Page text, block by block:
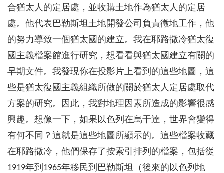
合猶太人的定居處，並收購土地作為猶太人的定居
處。他代表巴勒斯坦土地開發公司負責徵地工作，他
的努力導致一個猶太國的建立。我在耶路撒冷猶太復
國主義檔案館進行研究，想看看與猶太國建立有關的
早期文件。我發現你在投影片上看到的這些地圖，這
些是猶太復國主義組織所做的關於猶太人定居處取代
方案的研究。因此，我對地理因素所造成的影響很感
興趣。想像一下，如果以色列在烏干達，世界會變得
有何不同？這就是這些地圖所顯示的。這些檔案收藏
在耶路撒冷，他們保存了按索引排列的檔案，包括從
1919年到1965年移民到巴勒斯坦（後來的以色列地